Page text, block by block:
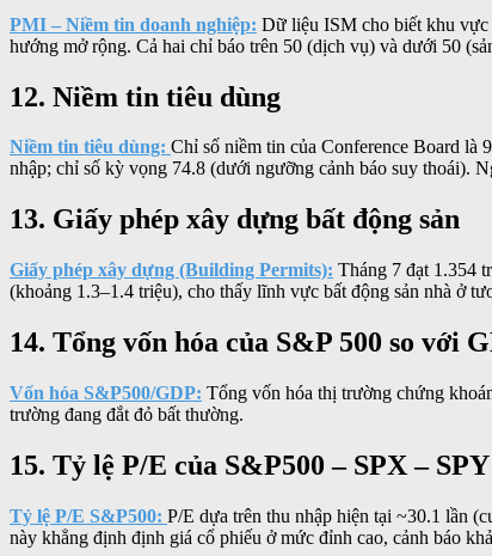
PMI – Niềm tin doanh nghiệp: Dữ liệu ISM cho biết khu vực
hướng mở rộng. Cả hai chỉ báo trên 50 (dịch vụ) và dưới 50
12. Niềm tin tiêu dùng
Niềm tin tiêu dùng: Chỉ số niềm tin của Conference Board là
nhập; chỉ số kỳ vọng 74.8 (dưới ngưỡng cảnh báo suy thoái).
13. Giấy phép xây dựng bất động sản
Giấy phép xây dựng (Building Permits): Tháng 7 đạt 1.354
(khoảng 1.3–1.4 triệu), cho thấy lĩnh vực bất động sản nhà ở
14. Tổng vốn hóa của S&P 500 so với
Vốn hóa S&P500/GDP: Tổng vốn hóa thị trường chứng
trường đang đắt đỏ bất thường.
15. Tỷ lệ P/E của S&P500 – SPX – SPY
Tỷ lệ P/E S&P500: P/E dựa trên thu nhập hiện tại ~30.1 lần
này khẳng định định giá cổ phiếu ở mức đỉnh cao, cảnh báo